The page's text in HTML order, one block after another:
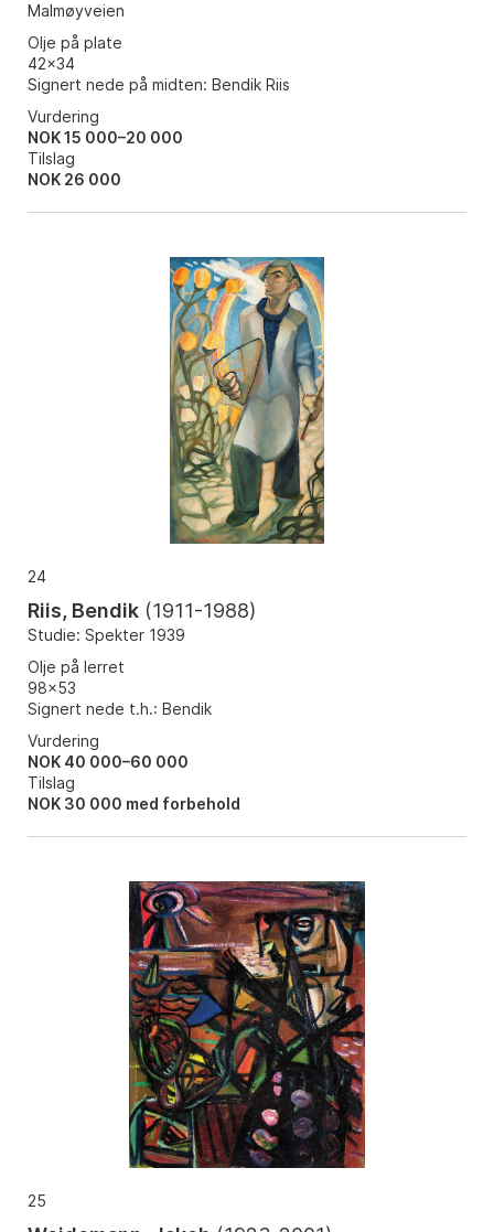
Malmøyveien
Olje på plate
42x34
Signert nede på midten: Bendik Riis
Vurdering
NOK 15 000–20 000
Tilslag
NOK 26 000
24
Riis, Bendik (1911-1988)
Studie: Spekter 1939
Olje på lerret
98x53
Signert nede t.h.: Bendik
Vurdering
NOK 40 000–60 000
Tilslag
NOK 30 000 med forbehold
25